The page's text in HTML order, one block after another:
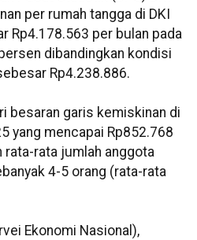
per rumah tangga di DKI
Rp4.178.563 per bulan pada
dibandingkan kondisi
Rp4.238.886.
besaran garis kemiskinan di
yang mencapai Rp852.768
rata-rata jumlah anggota
4-5 orang (rata-rata
Ekonomi Nasional),